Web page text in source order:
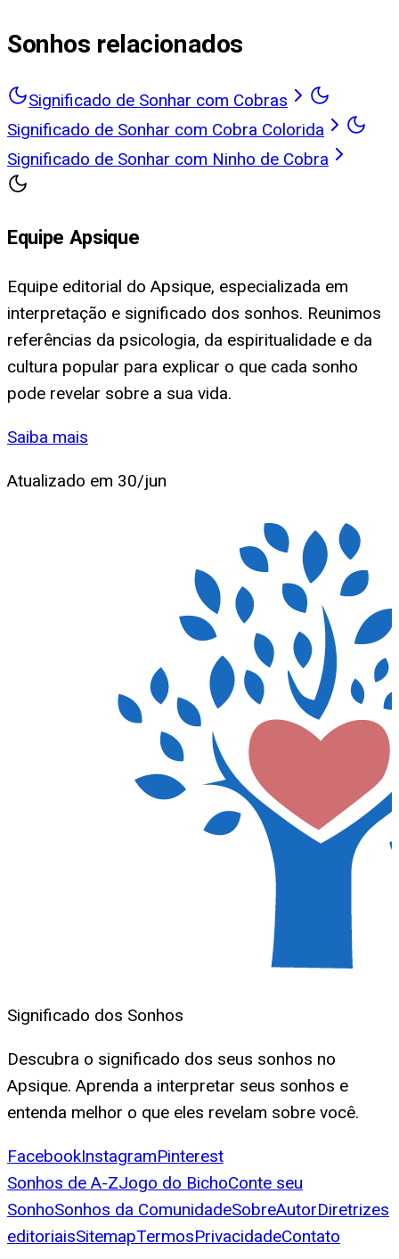
Sonhos relacionados
Significado de Sonhar com Cobras
Significado de Sonhar com Cobra Colorida
Significado de Sonhar com Ninho de Cobra
Equipe Apsique
Equipe editorial do Apsique, especializada em
interpretação e significado dos sonhos. Reunimos
referências da psicologia, da espiritualidade e da
cultura popular para explicar o que cada sonho
pode revelar sobre a sua vida.
Saiba mais
Atualizado em 30/jun
Significado dos Sonhos
Descubra o significado dos seus sonhos no
Apsique. Aprenda a interpretar seus sonhos e
entenda melhor o que eles revelam sobre você.
FacebookInstagramPinterest
Sonhos de A-ZJogo do BichoConte seu
SonhoSonhos da ComunidadeSobreAutorDiretrizes
editoriaisSitemapTermosPrivacidadeContato